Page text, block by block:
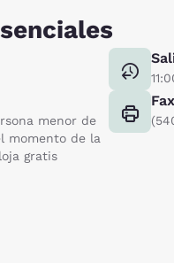
menor de
momento de la
gratis
Fax